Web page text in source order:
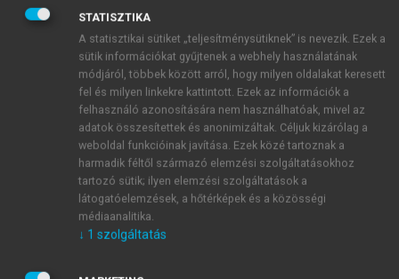
menu_book OLVASÁS
6.3. Első- és másodfokú
gátsérülés ellátása
A sebszélek környezetét 1%-os lidocain injekcióval
infiltráljuk, ügyelve arra, hogy mindkét oldalon
azonos mértékben duzzasszuk fel a szöveteket.
A feltárt hüvelyfal felső sebzugától cranial felé
kb. 10 mm távolságban helyezzük el az első öltést, ez
az ún. saroköltés, amely az esetlegesen retrahálódott,
STATISZTIKA
A statisztikai sütiket „teljesítménysütiknek” is nevezik. Ezek a
sütik információkat gyűjtenek a webhely használatának
módjáról, többek között arról, hogy milyen oldalakat keresett
fel és milyen linkekre kattintott. Ezek az információk a
felhasználó azonosítására nem használhatóak, mivel az
adatok összesítettek és anonimizáltak. Céljuk kizárólag a
weboldal funkcióinak javítása. Ezek közé tartoznak a
harmadik féltől származó elemzési szolgáltatásokhoz
tartozó sütik; ilyen elemzési szolgáltatások a
látogatóelemzések, a hőtérképek és a közösségi
médiaanalitika.
↓ 1 szolgáltatás